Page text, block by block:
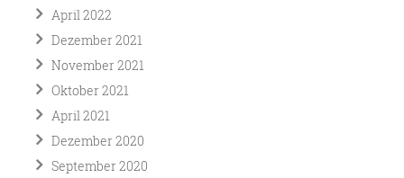
April 2022
Dezember 2021
November 2021
Oktober 2021
April 2021
Dezember 2020
September 2020